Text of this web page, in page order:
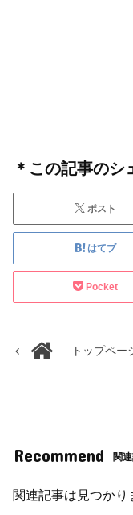
＊この記事のシ
ポスト
はてブ
Pocket
トップペー
Recommend 関
関連記事は見つかり